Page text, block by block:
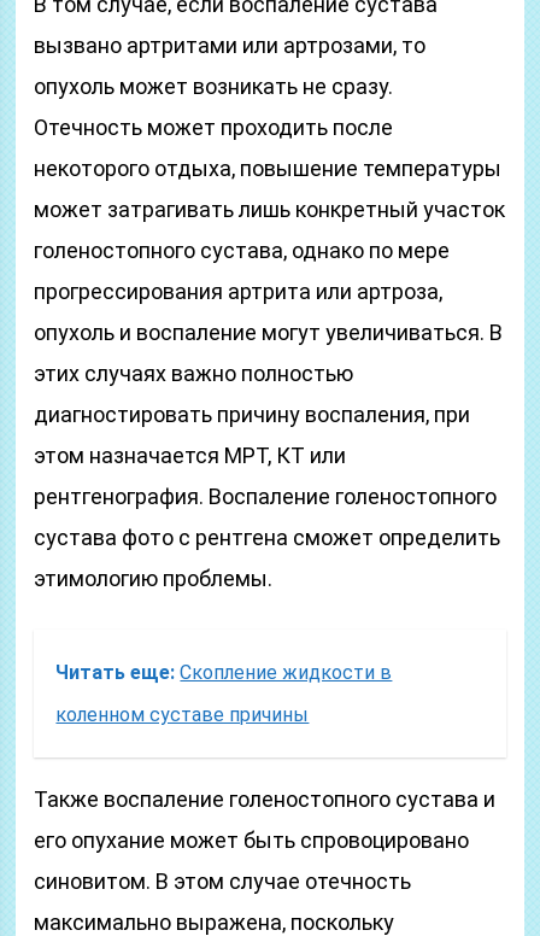
вызвано артритами или артрозами, то
опухоль может возникать не сразу.
Отечность может проходить после
некоторого отдыха, повышение температуры
может затрагивать лишь конкретный участок
голеностопного сустава, однако по мере
прогрессирования артрита или артроза,
опухоль и воспаление могут увеличиваться. В
этих случаях важно полностью
диагностировать причину воспаления, при
этом назначается МРТ, КТ или
рентгенография. Воспаление голеностопного
сустава фото с рентгена сможет определить
этимологию проблемы.
Читать еще: Скопление жидкости в
коленном суставе причины
Также воспаление голеностопного сустава и
его опухание может быть спровоцировано
синовитом. В этом случае отечность
максимально выражена, поскольку